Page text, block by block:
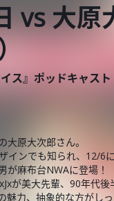
vs 大原
ス』ポッドキャスト
原大次郎さん。
インでも知られ、12/6
が麻布台NWAに登場！
が美大先輩、90年代
魅力、抽象的な方がし